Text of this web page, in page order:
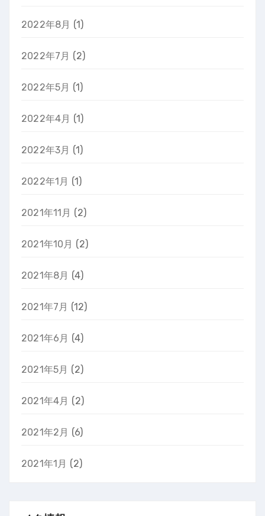
2022年8月 (1)
2022年7月 (2)
2022年5月 (1)
2022年4月 (1)
2022年3月 (1)
2022年1月 (1)
2021年11月 (2)
2021年10月 (2)
2021年8月 (4)
2021年7月 (12)
2021年6月 (4)
2021年5月 (2)
2021年4月 (2)
2021年2月 (6)
2021年1月 (2)